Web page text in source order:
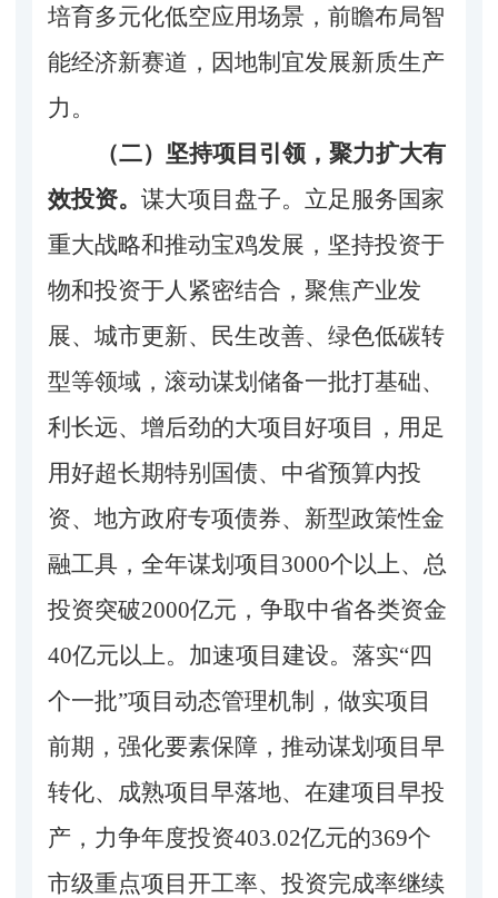
培育多元化低空应用场景，前瞻布局智
能经济新赛道，因地制宜发展新质生产
力。
（二）坚持项目引领，聚力扩大有
效投资。 谋大项目盘子。立足服务国家
重大战略和推动宝鸡发展，坚持投资于
物和投资于人紧密结合，聚焦产业发
展、城市更新、民生改善、绿色低碳转
型等领域，滚动谋划储备一批打基础、
利长远、增后劲的大项目好项目，用足
用好超长期特别国债、中省预算内投
资、地方政府专项债券、新型政策性金
融工具，全年谋划项目 3000个以上、总
投资突破2000亿元，争取中省各类资金
40亿元以上。加速项目建设。落实“四
个一批”项目动态管理机制，做实项目
前期，强化要素保障，推动谋划项目早
转化、成熟项目早落地、在建项目早投
产，力争年度投资403.02亿元的369个
市级重点项目开工率、投资完成率继续